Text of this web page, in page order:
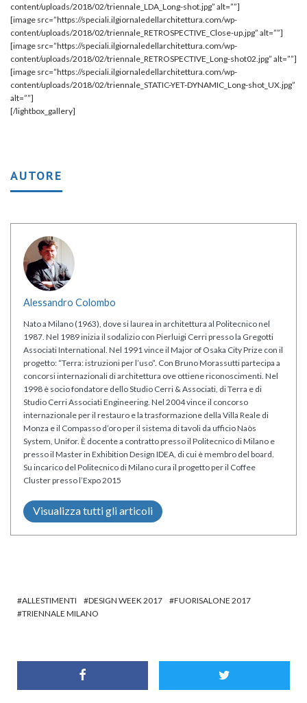
content/uploads/2018/02/triennale_LDA_Long-shot.jpg” alt=””]
[image src=”https://speciali.ilgiornaledellarchitettura.com/wp-
content/uploads/2018/02/triennale_RETROSPECTIVE_Close-up.jpg” alt=””]
[image src=”https://speciali.ilgiornaledellarchitettura.com/wp-
content/uploads/2018/02/triennale_RETROSPECTIVE_Long-shot02.jpg” alt=””]
[image src=”https://speciali.ilgiornaledellarchitettura.com/wp-
content/uploads/2018/02/triennale_STATIC-YET-DYNAMIC_Long-shot_UX.jpg”
alt=””]
[/lightbox_gallery]
AUTORE
Alessandro Colombo
Nato a Milano (1963), dove si laurea in architettura al Politecnico nel
1987. Nel 1989 inizia il sodalizio con Pierluigi Cerri presso la Gregotti
Associati International. Nel 1991 vince il Major of Osaka City Prize con il
progetto: “Terra: istruzioni per l’uso”. Con Bruno Morassutti partecipa a
concorsi internazionali di architettura ove ottiene riconoscimenti. Nel
1998 è socio fondatore dello Studio Cerri & Associati, di Terra e di
Studio Cerri Associati Engineering. Nel 2004 vince il concorso
internazionale per il restauro e la trasformazione della Villa Reale di
Monza e il Compasso d’oro per il sistema di tavoli da ufficio Naòs
System, Unifor. È docente a contratto presso il Politecnico di Milano e
presso il Master in Exhibition Design IDEA, di cui è membro del board.
Su incarico del Politecnico di Milano cura il progetto per il Coffee
Cluster presso l’Expo 2015
Visualizza tutti gli articoli
ALLESTIMENTI DESIGN WEEK 2017
FUORISALONE 2017
TRIENNALE MILANO